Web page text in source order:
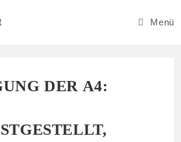
Menü
DER A4: